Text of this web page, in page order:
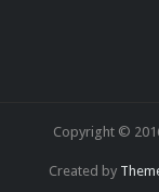
Copyright ©
Created by